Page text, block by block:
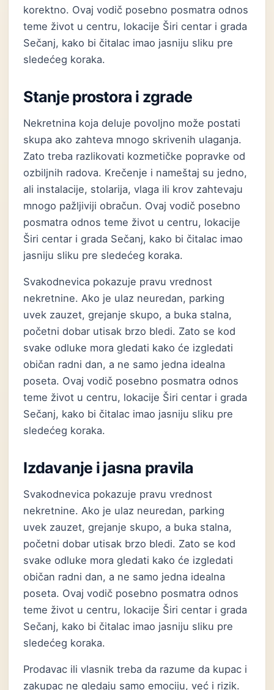
korektno. Ovaj vodič posebno posmatra odnos
teme život u centru, lokacije Širi centar i grada
Sečanj, kako bi čitalac imao jasniju sliku pre
sledećeg koraka.
Stanje prostora i zgrade
Nekretnina koja deluje povoljno može postati
skupa ako zahteva mnogo skrivenih ulaganja.
Zato treba razlikovati kozmetičke popravke od
ozbiljnih radova. Krečenje i nameštaj su jedno,
ali instalacije, stolarija, vlaga ili krov zahtevaju
mnogo pažljiviji obračun. Ovaj vodič posebno
posmatra odnos teme život u centru, lokacije
Širi centar i grada Sečanj, kako bi čitalac imao
jasniju sliku pre sledećeg koraka.
Svakodnevica pokazuje pravu vrednost
nekretnine. Ako je ulaz neuredan, parking
uvek zauzet, grejanje skupo, a buka stalna,
početni dobar utisak brzo bledi. Zato se kod
svake odluke mora gledati kako će izgledati
običan radni dan, a ne samo jedna idealna
poseta. Ovaj vodič posebno posmatra odnos
teme život u centru, lokacije Širi centar i grada
Sečanj, kako bi čitalac imao jasniju sliku pre
sledećeg koraka.
Izdavanje i jasna pravila
Svakodnevica pokazuje pravu vrednost
nekretnine. Ako je ulaz neuredan, parking
uvek zauzet, grejanje skupo, a buka stalna,
početni dobar utisak brzo bledi. Zato se kod
svake odluke mora gledati kako će izgledati
običan radni dan, a ne samo jedna idealna
poseta. Ovaj vodič posebno posmatra odnos
teme život u centru, lokacije Širi centar i grada
Sečanj, kako bi čitalac imao jasniju sliku pre
sledećeg koraka.
Prodavac ili vlasnik treba da razume da kupac i
zakupac ne gledaju samo emociju, već i rizik.